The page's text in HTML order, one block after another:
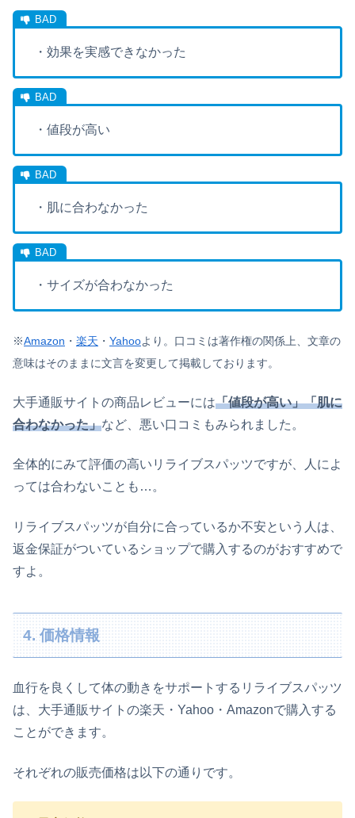
・効果を実感できなかった
・値段が高い
・肌に合わなかった
・サイズが合わなかった
※Amazon ・ 楽天 ・ Yahooより。 口コミは著作権の関係上、文章の
意味はそのままに文言を変更して掲載しております。
大手通販サイトの商品レビューには「値段が高い」「肌に
合わなかった」など、悪い口コミもみられました。
全体的にみて評価の高いリライブスパッツですが、人によ
っては合わないことも…。
リライブスパッツが自分に合っているか不安という人は、
返金保証がついているショップで購入するのがおすすめで
すよ。
4. 価格情報
血行を良くして体の動きをサポートするリライブスパッツ
は、大手通販サイトの楽天・Yahoo・Amazonで購入する
ことができます。
それぞれの販売価格は以下の通りです。